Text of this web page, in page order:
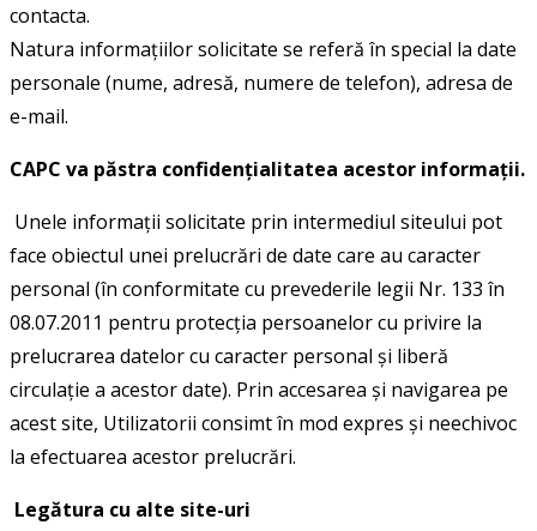
contacta.
Natura informaţiilor solicitate se referă în special la date
personale (nume, adresă, numere de telefon), adresa de
e-mail.
CAPC va păstra confidenţialitatea acestor informaţii.
Unele informaţii solicitate prin intermediul siteului pot
face obiectul unei prelucrări de date care au caracter
personal (în conformitate cu prevederile legii Nr. 133 în
08.07.2011 pentru protecţia persoanelor cu privire la
prelucrarea datelor cu caracter personal şi liberă
circulaţie a acestor date). Prin accesarea şi navigarea pe
acest site, Utilizatorii consimt în mod expres şi neechivoc
la efectuarea acestor prelucrări.
Legătura cu alte site-uri